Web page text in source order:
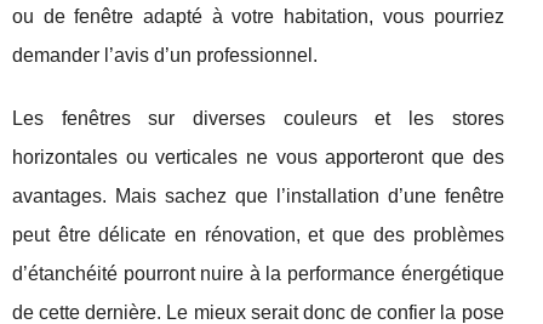
ou de fenêtre adapté à votre habitation, vous pourriez
demander l’avis d’un professionnel.
Les fenêtres sur diverses couleurs et les stores
horizontales ou verticales ne vous apporteront que des
avantages. Mais sachez que l’installation d’une fenêtre
peut être délicate en rénovation, et que des problèmes
d’étanchéité pourront nuire à la performance énergétique
de cette dernière. Le mieux serait donc de confier la pose